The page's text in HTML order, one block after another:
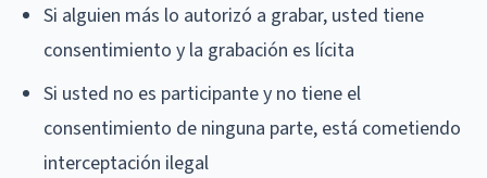
Si alguien más lo autorizó a grabar, usted tiene
consentimiento y la grabación es lícita
Si usted no es participante y no tiene el
consentimiento de ninguna parte, está cometiendo
interceptación ilegal